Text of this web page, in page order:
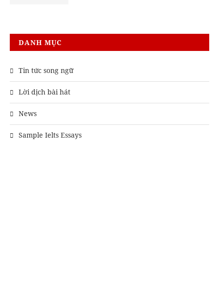
DANH MỤC
Tin tức song ngữ
Lời dịch bài hát
News
Sample Ielts Essays